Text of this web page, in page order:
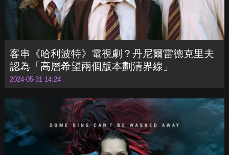
客串《哈利波特》電視劇？丹尼爾雷德克里夫
認為「高層希望兩個版本劃清界線」
2024-05-31 14:24